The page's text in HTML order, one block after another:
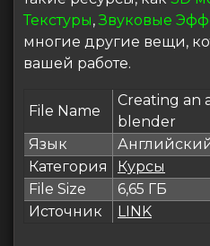
Текстуры,Звуковые
многие другие вещи,
вашей работе.
File Name
Creating an
blender
Язык
Категория
Курсы
File Size
6,65 ГБ
Источник
LINK